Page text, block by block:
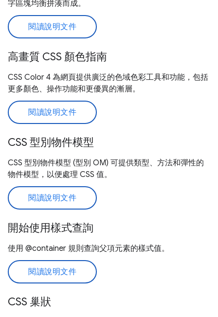
字區塊均衡拼湊而成。
閱讀說明文件
高畫質 CSS 顏色指南
CSS Color 4 為網頁提供廣泛的色域色彩工具和功能，包括
更多顏色、操作功能和更優異的漸層。
閱讀說明文件
CSS 型別物件模型
CSS 型別物件模型 (型別 OM) 可提供類型、方法和彈性的
物件模型，以便處理 CSS 值。
閱讀說明文件
開始使用樣式查詢
使用 @container 規則查詢父項元素的樣式值。
閱讀說明文件
CSS 巢狀